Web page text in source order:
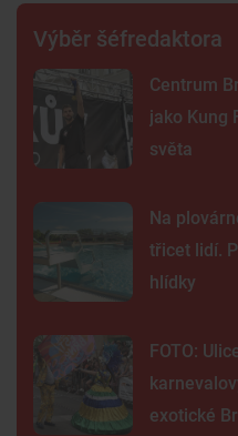
Výběr šéfredaktora
Centrum
jako Kung
světa
Na
třicet lidí.
hlídky
FOTO:
exotické